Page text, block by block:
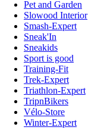
Pet and Garden
Slowood Interior
Smash-Expert
Sneak'In
Sneakids
Sport is good
Training-Fit
Trek-Expert
Triathlon-Expert
TripnBikers
Vélo-Store
Winter-Expert